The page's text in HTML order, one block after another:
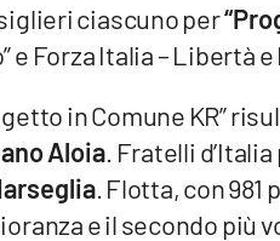
ciascuno per
e Forza Italia – Libertà e
in Comune KR”
Aloia . Fratelli
. Flotta, con 981
e il secondo più